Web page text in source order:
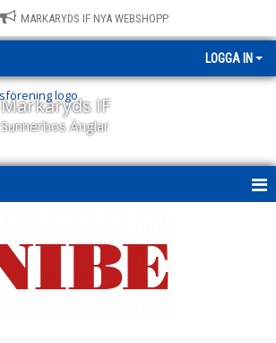
MARKARYDS IF NYA WEBSHOPP
LOGGA IN
Markaryds IF
Sunnerbos Änglar